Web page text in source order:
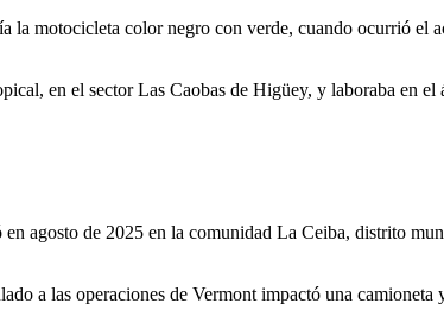
la motocicleta color negro con verde, cuando ocurrió
en el sector Las Caobas de Higüey, y laboraba en
agosto de 2025 en la comunidad La Ceiba, distrito
a las operaciones de Vermont impactó una